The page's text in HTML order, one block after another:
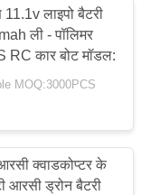
11.1v लाइपो बैटरी
ली - पॉलिमर
RC कार बोट मॉडल:
MOQ:3000PCS
क्वाडकोप्टर के
आरसी ड्रोन बैटरी